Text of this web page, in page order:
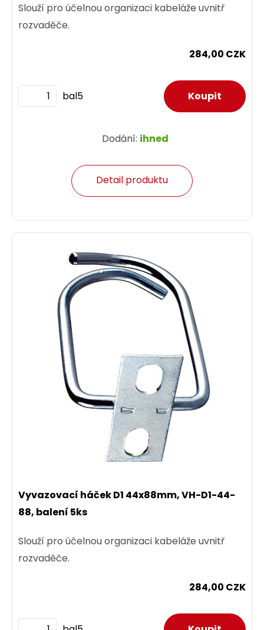
Slouží pro účelnou organizaci kabeláže uvnitř
rozvaděče.
284,00 CZK
bal5
Dodání: ihned
Detail produktu
Vyvazovací háček D1 44x88mm, VH-D1-44-
88, balení 5ks
Slouží pro účelnou organizaci kabeláže uvnitř
rozvaděče.
284,00 CZK